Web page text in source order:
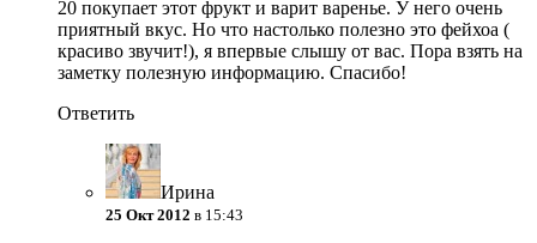
20 покупает этот фрукт и варит варенье. У него очень
приятный вкус. Но что настолько полезно это фейхоа (
красиво звучит!), я впервые слышу от вас. Пора взять на
заметку полезную информацию. Спасибо!
Ответить
Ирина
25 Окт 2012 в 15:43